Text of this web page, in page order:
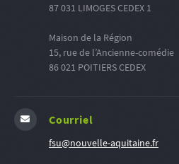
87 031 LIMOGES CEDEX 1
Maison de la Région
15, rue de l’Ancienne-comédie
86 021 POITIERS CEDEX
Courriel
fsu@nouvelle-aquitaine.fr